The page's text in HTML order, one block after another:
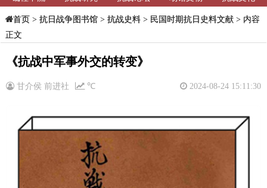
首页> 抗日战争图书馆> 抗战史料> 民国时期抗日史料文献> 内容
正文
《抗战中军事外交的转变》
甘介侯 前进社 2024-08-24 15:11:30
℃